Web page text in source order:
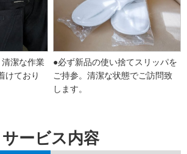
潔な作業
けており
●必ず新品の使い捨てスリッパを
ご持参。清潔な状態でご訪問致
します。
サービス内容